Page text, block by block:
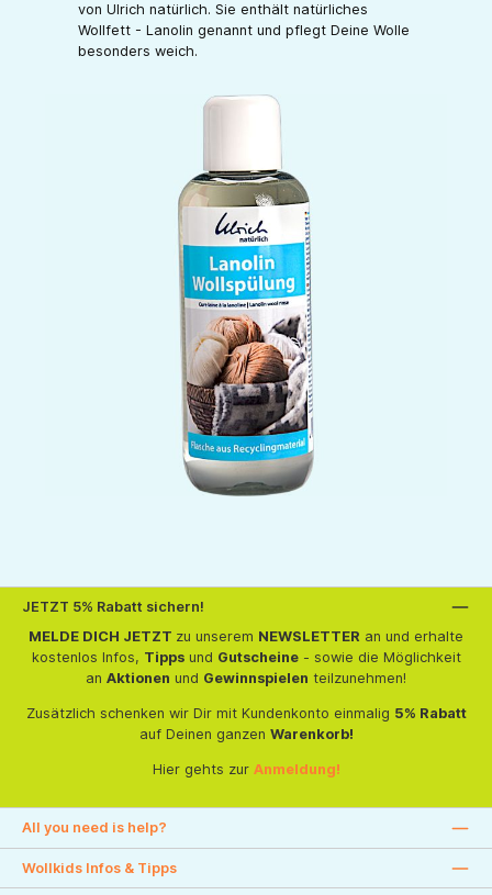
von Ulrich natürlich. Sie enthält natürliches
Wollfett - Lanolin genannt und pflegt Deine Wolle
besonders weich.
JETZT 5% Rabatt sichern!
MELDE DICH JETZT zu unserem NEWSLETTER an und erhalte
kostenlos Infos, Tippsund Gutscheine- sowie die Möglichkeit
an Aktionen und Gewinnspielen teilzunehmen!
Zusätzlich schenken wir Dir mit Kundenkonto einmalig 5% Rabatt
auf Deinen ganzen Warenkorb!
Hier gehts zur Anmeldung!
All you need is help?
Wollkids Infos & Tipps